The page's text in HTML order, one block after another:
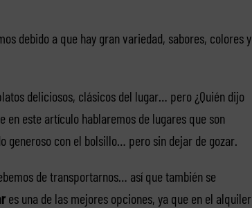
debido a que hay gran variedad, sabores, colores y
deliciosos, clásicos del lugar… pero ¿Quién dijo
en este artículo hablaremos de lugares que son
generoso con el bolsillo… pero sin dejar de gozar.
de transportarnos… así que también se
es una de las mejores opciones, ya que en el alquiler